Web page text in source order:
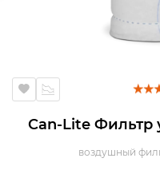
Can-Lite Фильтр
воздушный